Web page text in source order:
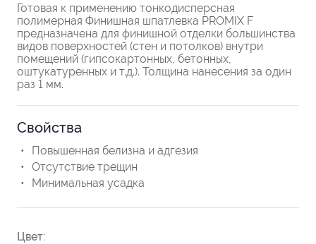
Готовая к применению тонкодисперсная
полимерная Финишная шпатлевка PROMIX F
предназначена для финишной отделки большинства
видов поверхностей (стен и потолков) внутри
помещений (гипсокартонных, бетонных,
оштукатуренных и т.д.). Толщина нанесения за один
раз 1 мм.
Свойства
Повышенная белизна и адгезия
Отсутствие трещин
Минимальная усадка
Цвет: